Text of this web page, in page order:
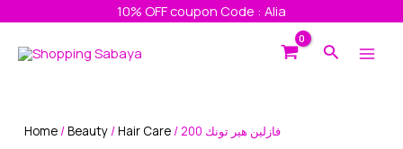
content
10% OFF coupon Code : Alia
Search
Home/Beauty/Hair Care / فازلين هير تونك 200